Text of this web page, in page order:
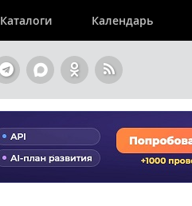
Каталоги Календарь